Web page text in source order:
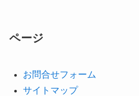
ページ
お問合せフォーム
サイトマップ